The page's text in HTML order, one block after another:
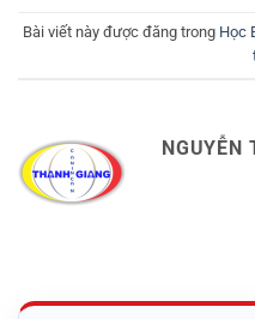
Bài viết này được đăng trong Học
NGUYỄN